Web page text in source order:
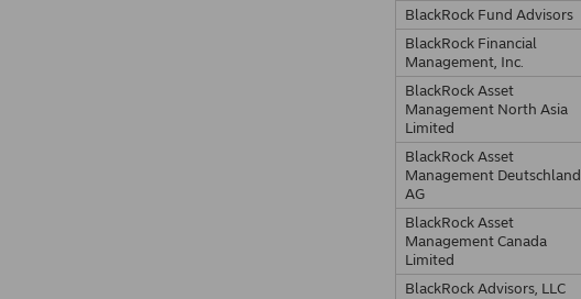
BlackRock Fund Advisors
BlackRock Financial
Management, Inc.
BlackRock Asset
Management North Asia
Limited
BlackRock Asset
Management Deutschland
AG
BlackRock Asset
Management Canada
Limited
BlackRock Advisors, LLC